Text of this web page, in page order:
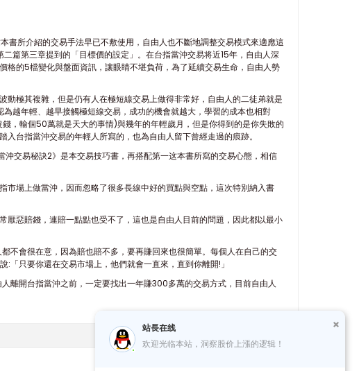
書所介紹的交易手法早已不敷使用，自由人也不斷地調整交易模式來適應這
篇第三章提到的「目標價的設定」。在台指當沖交易将近15年，自由人深
格的5檔變化與盤面資訊，讓眼睛不堪負荷，為了延續交易生命，自由人勢
極其複雜，但是仍有人在極短線交易上做得非常好，自由人的二徒弟就是
越年輕、越早接觸極短線交易，成功的機會就越大，學習的成本也相對
，輸個50萬就是天大的事情)與幾年的年輕歲月，但是你得到的是你失敗的
台指當沖交易的年輕人所寫的，也為自由人留下曾經走過的痕跡。
交易秘訣2》是本交易技巧書，再搭配第一这本書所寫的交易心態，相信
市場上做當沖，因而忽略了很多長線中好的買點與空點，這次特別納入書
惡賠錢，連賠一點點也受不了，這也是自由人目前的問題，因此都以最小
不會很在意，因為賠也賠不多，要再賺回來也很簡單。每個人在自己的交
「只要你還在交易市場上，他們就會一直來，直到你離開!」
離開台指當沖之前，一定要找出一年賺300多萬的交易方式，目前自由人
站長在线
欢迎光临本站，洞察股价上漲的逻辑！